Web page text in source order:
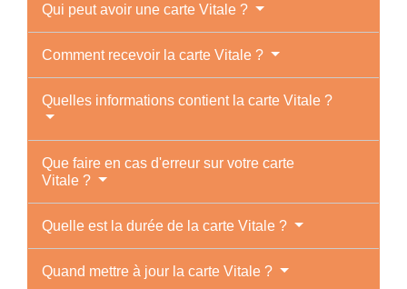
Qui peut avoir une carte Vitale ?
Comment recevoir la carte Vitale ?
Quelles informations contient la carte Vitale ?
Que faire en cas d'erreur sur votre carte
Vitale ?
Quelle est la durée de la carte Vitale ?
Quand mettre à jour la carte Vitale ?